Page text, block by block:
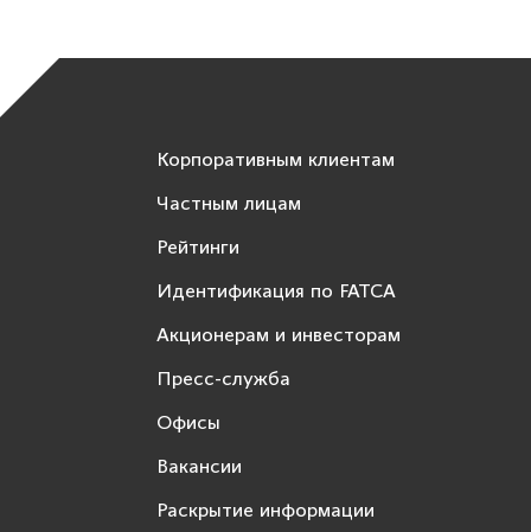
Корпоративным клиентам
Частным лицам
Рейтинги
Идентификация по FATCA
Акционерам и инвесторам
Пресс-служба
Офисы
Вакансии
Раскрытие информации